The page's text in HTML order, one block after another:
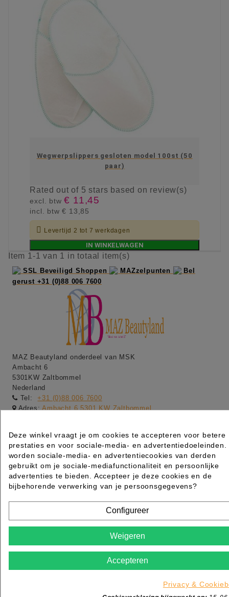
Wegwerpslippers gesloten model 100st (50
paar)
Ratedout of 5 stars based on review(s)
excl. btw€ 11,45
incl. btw€ 13,85
 Levertijd 2 tot 7 werkdagen
IN WINKELWAGEN
Item 1-1 van 1 in totaal item(s)
SSL Beveiligd Shoppen MAZzelpunten
Bel
gerust +31 (0)88 006 7600
MAZ Beautyland onderdeel van MSK
Ambacht 6
5301KW Zaltbommel
Nederland
Tel:
+31 (0)88 006 7600
Adres:Ambacht 6 5301 KW Zaltbommel
Openingstijden winkel:
-maandag gesloten
-zaterdag van 09:00 tot 13:00
-Webshop order worden de gehele dag verwerkt van
maandag t/m vrijdag
Deze winkel vraagt je om cookies te accepteren voor betere
prestaties en voor sociale-media- en advertentiedoeleinden.
worden sociale-media- en advertentiecookies van derden
gebruikt om je sociale-mediafunctionaliteit en persoonlijke
advertenties te bieden. Accepteer je deze cookies en de
bijbehorende verwerking van je persoonsgegevens?
Configureer
Weigeren
Accepteren
Privacy &